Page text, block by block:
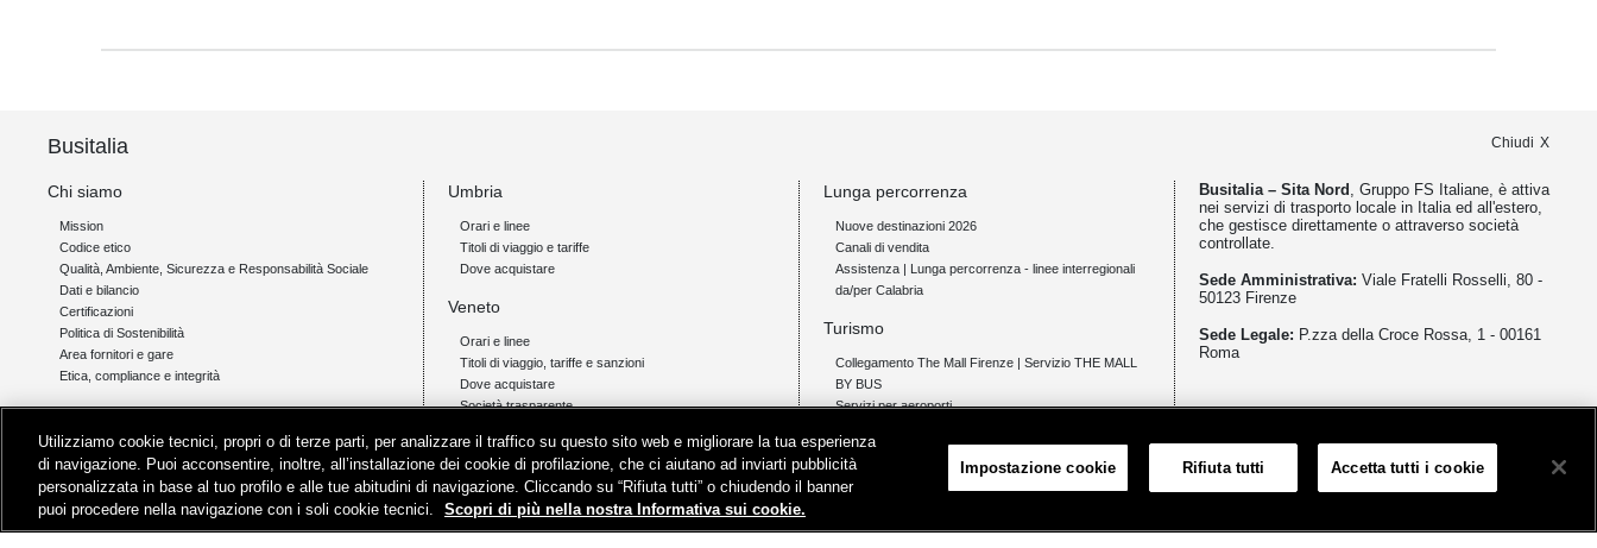
Busitalia Chiudi
Chi siamo
Mission
Codice etico
Qualità, Ambiente, Sicurezza e Responsabilità Sociale
Dati e bilancio
Certificazioni
Politica di Sostenibilità
Area fornitori e gare
Etica, compliance e integrità
Link
Orio al Serio Airlink
Padova - Cortina Link
Livigno Link
Assistenza
Umbria
Orari e linee
Titoli di viaggio e tariffe
Dove acquistare
Veneto
Orari e linee
Titoli di viaggio, tariffe e sanzioni
Dove acquistare
Società trasparente
Campania
Orari e linee
Titoli di viaggio e tariffe
Dove acquistare
Lunga percorrenza
Nuove destinazioni 2026
Canali di vendita
Assistenza | Lunga percorrenza - linee interregionali
da/per Calabria
Turismo
Collegamento The Mall Firenze | Servizio THE MALL
BY BUS
Servizi per aeroporti
Servizio di navigazione sul Lago Trasimeno
News e comunicati stampa
Busitalia – Sita Nord , Gruppo FS Italiane, è attiva
nei servizi di trasporto locale in Italia ed all'estero,
che gestisce direttamente o attraverso società
controllate.
Sede Amministrativa: Viale Fratelli Rosselli, 80 -
50123 Firenze
Sede Legale: P.zza della Croce Rossa, 1 - 00161
Roma
Utilizziamo cookie tecnici, propri o di terze parti, per analizzare il traffico su questo sito web e migliorare la tua esperienza
di navigazione. Puoi acconsentire, inoltre, all’installazione dei cookie di profilazione, che ci aiutano ad inviarti pubblicità
personalizzata in base al tuo profilo e alle tue abitudini di navigazione. Cliccando su “Rifiuta tutti” o chiudendo il banner
puoi procedere nella navigazione con i soli cookie tecnici.
Scopri di più nella nostra Informativa sui cookie.
Impostazione cookie Rifiuta tutti Accetta tutti i cookie